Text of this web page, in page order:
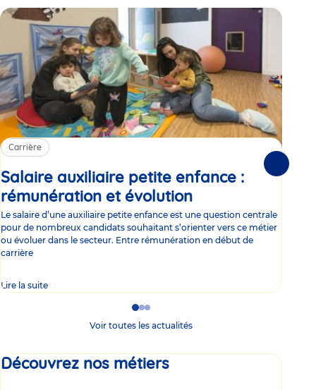
Carrière
Salaire auxiliaire petite enfance :
rémunération et évolution
Le salaire d’une auxiliaire petite enfance est une question centrale
pour de nombreux candidats souhaitant s’orienter vers ce métier
ou évoluer dans le secteur. Entre rémunération en début de
carrière
Lire la suite
Go
to
Go
to
Go
to
Voir toutes les actualités
Découvrez nos métiers